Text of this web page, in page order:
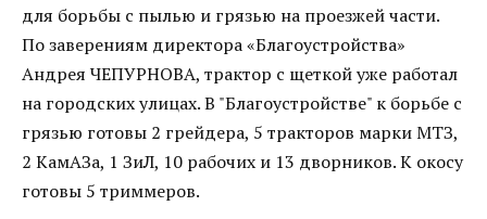
для борьбы с пылью и грязью на проезжей части.
По заверениям директора «Благоустройства»
Андрея ЧЕПУРНОВА, трактор с щеткой уже работал
на городских улицах. В "Благоустройстве" к борьбе с
грязью готовы 2 грейдера, 5 тракторов марки МТЗ,
2 КамАЗа, 1 ЗиЛ, 10 рабочих и 13 дворников. К окосу
готовы 5 триммеров.